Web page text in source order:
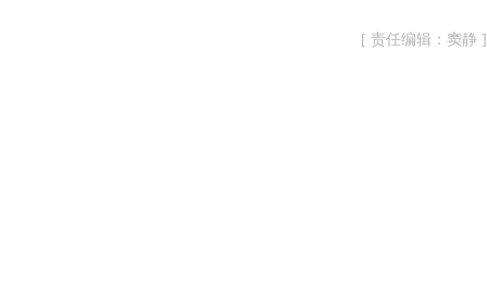
[ 责任编辑：窦静 ]